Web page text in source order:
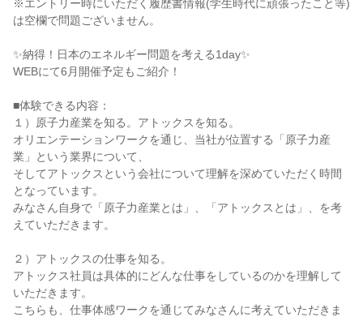
※エントリー時にいただく履歴書情報(学生時代に頑張ったこと等)
は空欄で問題ございません。
✨納得！日本のエネルギー問題を考える1day✨
WEBにて6月開催予定もご紹介！
■体験できる内容：
１）原子力産業を知る。アトックスを知る。
オリエンテーションワークを通じ、当社が位置する「原子力産
業」という業界について、
そしてアトックスという会社について理解を深めていただく時間
となっています。
みなさん自身で「原子力産業とは」、「アトックスとは」、を考
えていただきます。
２）アトックスの仕事を知る。
アトックス社員は具体的にどんな仕事をしているのかを理解して
いただきます。
こちらも、仕事体感ワークを通じてみなさんに考えていただきま